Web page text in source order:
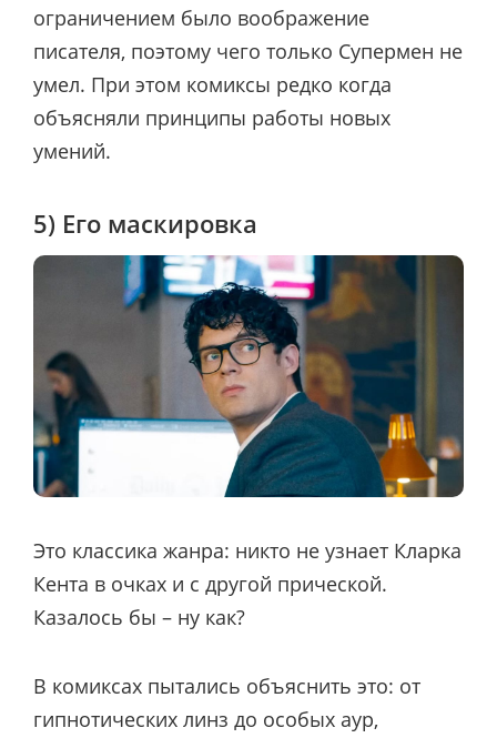
ограничением было воображение
писателя, поэтому чего только Супермен не
умел. При этом комиксы редко когда
объясняли принципы работы новых
умений.
5) Его маскировка
Это классика жанра: никто не узнает Кларка
Кента в очках и с другой прической.
Казалось бы – ну как?
В комиксах пытались объяснить это: от
гипнотических линз до особых аур,